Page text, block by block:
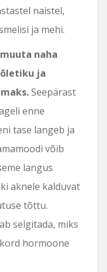
naistel,
ja mehi.
naha
ja
Seepärast
enne
tase langeb ja
võib
langus
aknele kalduvat
tõttu.
selgitada, miks
hormoone